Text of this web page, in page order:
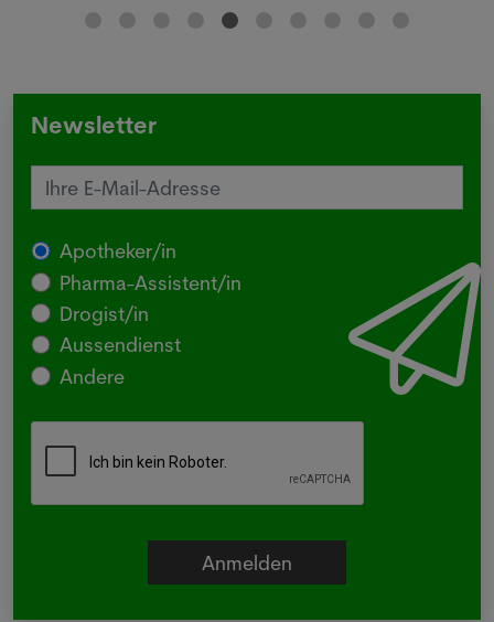
Newsletter
Apotheker/in
Pharma-Assistent/in
Drogist/in
Aussendienst
Andere